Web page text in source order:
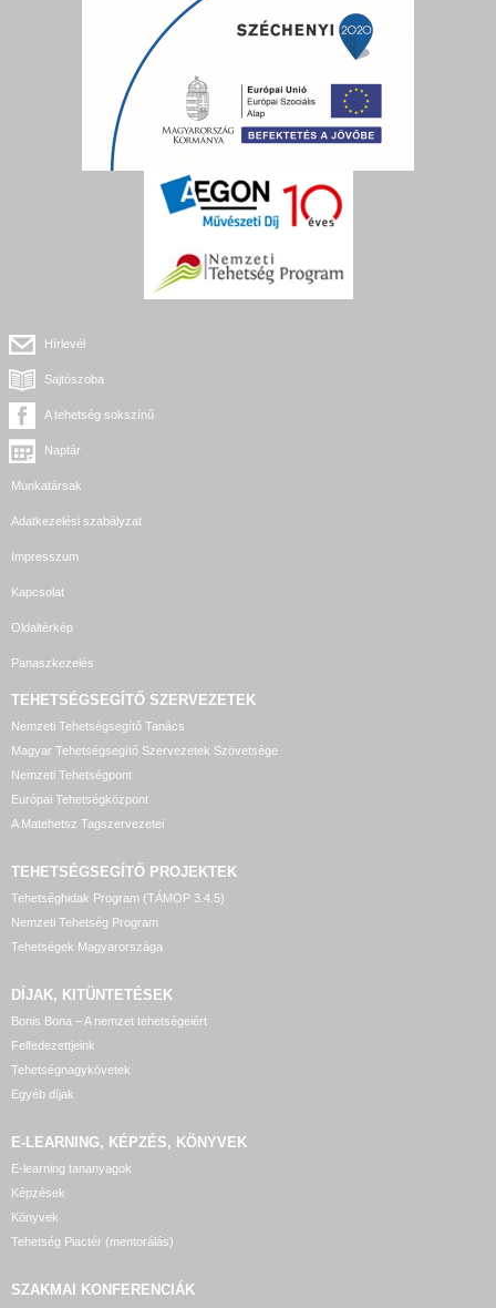
Hírlevél
Sajtószoba
A tehetség sokszínű
Naptár
Munkatársak
Adatkezelési szabályzat
Impresszum
Kapcsolat
Oldaltérkép
Panaszkezelés
TEHETSÉGSEGÍTŐ SZERVEZETEK
Nemzeti Tehetségsegítő Tanács
Magyar Tehetségsegítő Szervezetek Szövetsége
Nemzeti Tehetségpont
Európai Tehetségközpont
A Matehetsz Tagszervezetei
TEHETSÉGSEGÍTŐ PROJEKTEK
Tehetséghidak Program (TÁMOP 3.4.5)
Nemzeti Tehetség Program
Tehetségek Magyarországa
DÍJAK, KITÜNTETÉSEK
Bonis Bona – A nemzet tehetségeiért
Felfedezettjeink
Tehetségnagykövetek
Egyéb díjak
E-LEARNING, KÉPZÉS, KÖNYVEK
E-learning tananyagok
Képzések
Könyvek
Tehetség Piactér (mentorálás)
SZAKMAI KONFERENCIÁK